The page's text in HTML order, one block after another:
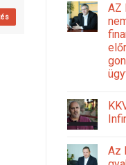
AZ
Az